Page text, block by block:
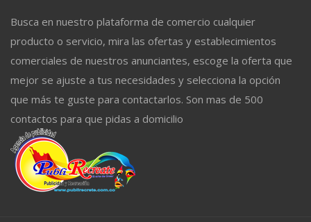
Busca en nuestro plataforma de comercio cualquier
producto o servicio, mira las ofertas y establecimientos
comerciales de nuestros anunciantes, escoge la oferta que
mejor se ajuste a tus necesidades y selecciona la opción
que más te guste para contactarlos. Son mas de 500
contactos para que pidas a domicilio